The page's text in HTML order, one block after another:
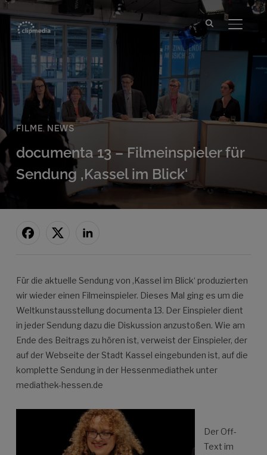
FILME, NEWS
documenta 13 – Filmeinspieler für
Sendung ‚Kassel im Blick‘
Für die aktuelle Sendung von ‚Kassel im Blick‘ produzierten
wir wieder einen Filmeinspieler. Dieses Mal ging es um die
Weltkunstausstellung documenta 13. Der Einspieler dient
in jeder Sendung dazu die Diskussion anzustoßen. Wie am
Ende des Beitrags zu hören ist, verweist der Einspieler, der
auf der Webseite der Stadt Kassel eingebunden ist, auf die
komplette Sendung in der Hessenmediathek unter
mediathek-hessen.de
Der Off-
Text im